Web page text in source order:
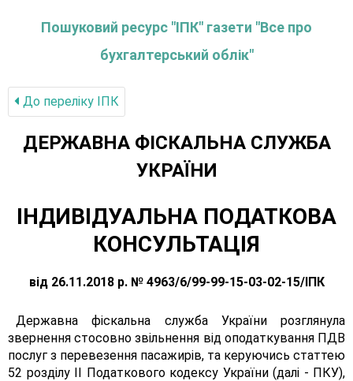
Пошуковий ресурс "ІПК" газети "Все про
бухгалтерський облік"
До переліку IПК
ДЕРЖАВНА ФІСКАЛЬНА СЛУЖБА
УКРАЇНИ
ІНДИВІДУАЛЬНА ПОДАТКОВА
КОНСУЛЬТАЦІЯ
від 26.11.2018 р. № 4963/6/99-99-15-03-02-15/ІПК
Державна фіскальна служба України розглянула
звернення стосовно звільнення від оподаткування ПДВ
послуг з перевезення пасажирів, та керуючись статтею
52 розділу II Податкового кодексу України (далі - ПКУ),